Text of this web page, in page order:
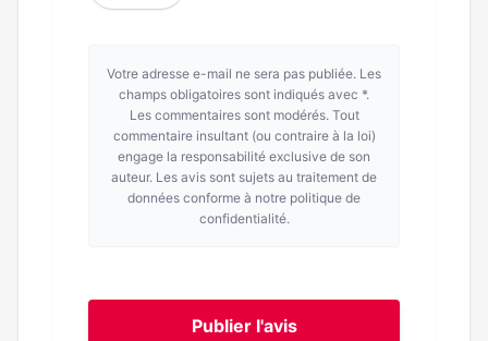
Votre adresse e-mail ne sera pas publiée. Les
champs obligatoires sont indiqués avec *.
Les commentaires sont modérés. Tout
commentaire insultant (ou contraire à la loi)
engage la responsabilité exclusive de son
auteur. Les avis sont sujets au traitement de
données conforme à notre politique de
confidentialité.
Publier l'avis